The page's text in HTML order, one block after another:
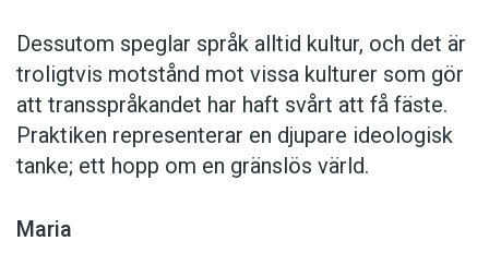
Dessutom speglar språk alltid kultur, och det är
troligtvis motstånd mot vissa kulturer som gör
att transspråkandet har haft svårt att få fäste.
Praktiken representerar en djupare ideologisk
tanke; ett hopp om en gränslös värld.
Maria